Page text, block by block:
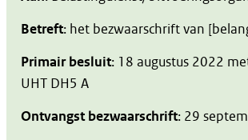
Betreft: het bezwaarschrift van
Primair besluit: 18 augustus 2022
UHT DH5 A
Ontvangst bezwaarschrift: 29